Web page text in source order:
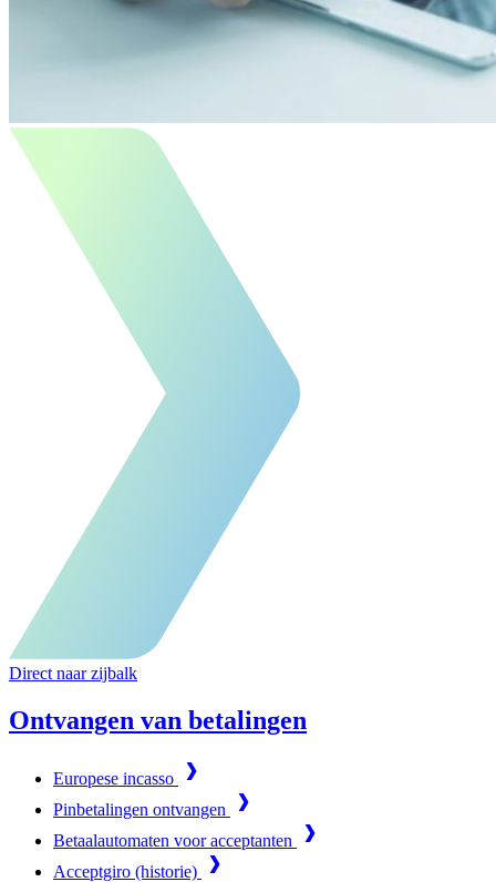
Direct naar zijbalk
Ontvangen van betalingen
Europese incasso
Pinbetalingen ontvangen
Betaalautomaten voor acceptanten
Acceptgiro (historie)